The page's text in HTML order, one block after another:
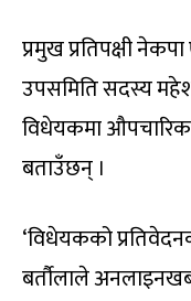
प्रमुख प्रतिपक्षी
उपसमिति सदस्य
विधेयकमा औपचारिक
बताउँछन् ।
‘विधेयकको
बर्तौलाले